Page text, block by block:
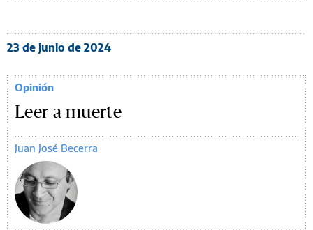
23 de junio de 2024
Opinión
Leer a muerte
Juan José Becerra